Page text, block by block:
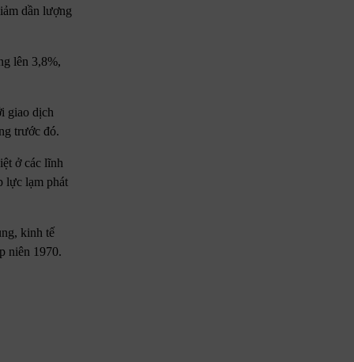
dần lượng
lên 3,8%,
giao dịch
trước đó.
ở các lĩnh
lực lạm phát
kinh tế
niên 1970.